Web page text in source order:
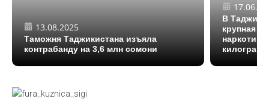
13.08.2025
Таможня Таджикистана изъяла
контрабанду на 3,6 млн сомони
В
крупная